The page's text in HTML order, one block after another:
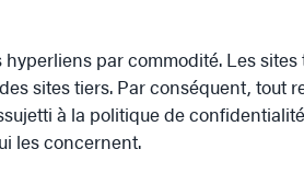
par commodité. Les
sites tiers. Par conséquent, tout
à la politique de
les concernent.